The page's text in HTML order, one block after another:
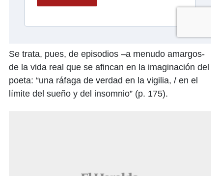
Se trata, pues, de episodios –a menudo amargos-
de la vida real que se afincan en la imaginación del
poeta: “una ráfaga de verdad en la vigilia, / en el
límite del sueño y del insomnio” (p. 175).